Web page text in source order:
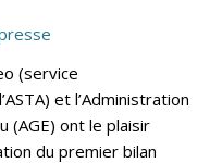
(service
et l’Administration
(AGE) ont le plaisir
du premier bilan